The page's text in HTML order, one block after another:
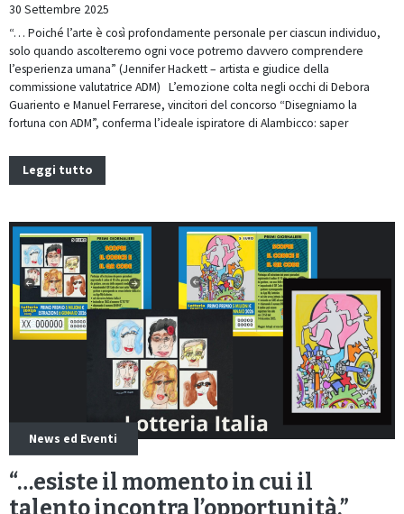
30 Settembre 2025
“… Poiché l’arte è così profondamente personale per ciascun individuo,
solo quando ascolteremo ogni voce potremo davvero comprendere
l’esperienza umana” (Jennifer Hackett – artista e giudice della
commissione valutatrice ADM) L’emozione colta negli occhi di Debora
Guariento e Manuel Ferrarese, vincitori del concorso “Disegniamo la
fortuna con ADM”, conferma l’ideale ispiratore di Alambicco: saper
Leggi tutto
News ed Eventi
“…esiste il momento in cui il
talento incontra l’opportunità.”